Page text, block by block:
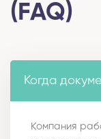
(FAQ)
Когда
Компания